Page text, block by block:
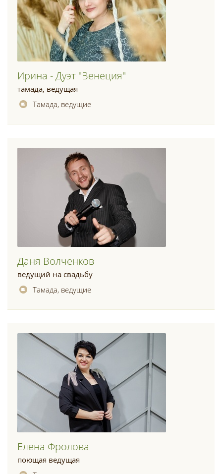
Ирина - Дуэт "венеция"
тамада, ведущая
Тамада, ведущие
Даня Волченков
ведущий на свадьбу
Тамада, ведущие
Елена Фролова
поющая ведущая